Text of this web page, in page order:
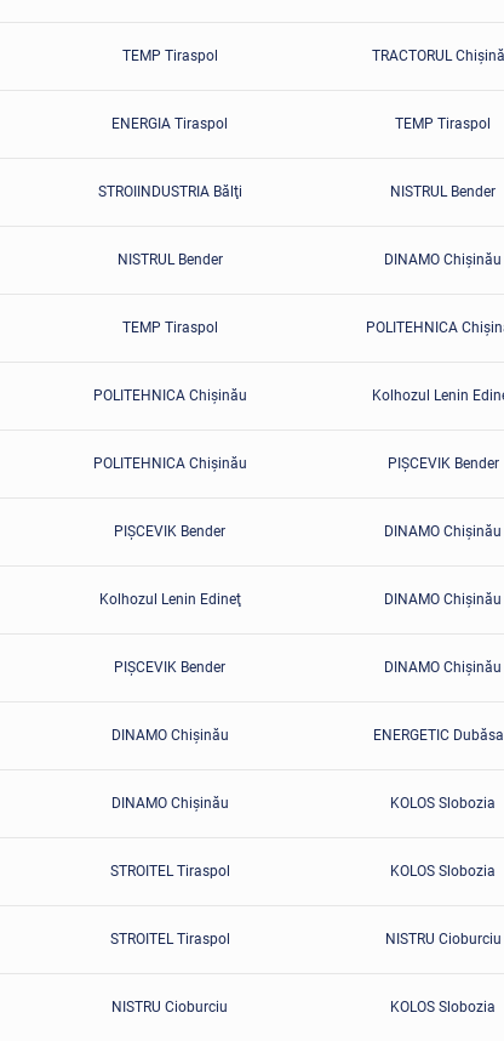
TEMP Tiraspol TRACTORUL
ENERGIA Tiraspol TEMP Tiraspol
STROIINDUSTRIA Bălţi NISTRUL Bender
NISTRUL Bender DINAMO Chişinău
TEMP Tiraspol POLITEHNICA
POLITEHNICA Chişinău Kolhozul Lenin
POLITEHNICA Chişinău PIŞCEVIK Bender
PIŞCEVIK Bender DINAMO Chişinău
Kolhozul Lenin Edineţ DINAMO Chişinău
PIŞCEVIK Bender DINAMO Chişinău
DINAMO Chişinău ENERGETIC
DINAMO Chişinău KOLOS Slobozia
STROITEL Tiraspol KOLOS Slobozia
STROITEL Tiraspol NISTRU Cioburciu
NISTRU Cioburciu KOLOS Slobozia